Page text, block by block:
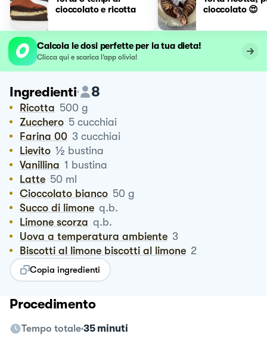
cioccolato e ricotta
cioccolato 😍
Calcola le dosi perfette per la tua dieta!
Clicca qui e scarica l’app olivia!
Ingredienti 8
Ricotta 500 g
Zucchero 5 cucchiai
Farina 00 3 cucchiai
Lievito ½ bustina
Vanillina 1 bustina
Latte 50 ml
Cioccolato bianco 50 g
Succo di limone q.b.
Limone scorza q.b.
Uova a temperatura ambiente 3
Biscotti al limone biscotti al limone 2
Copia ingredienti
Procedimento
Tempo totale 35 minuti